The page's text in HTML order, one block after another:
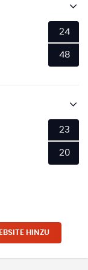
24
48
23
20
HINZU